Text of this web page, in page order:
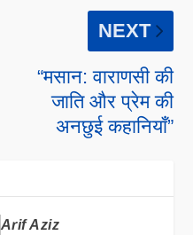
NEXT
“मसान: वाराणसी की
जाति और प्रेम की
अनछुई कहानियाँ”
Arif Aziz